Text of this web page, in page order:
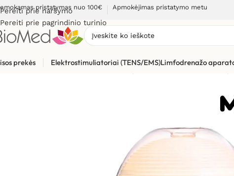
Pereiti prie naršymo
Pereiti prie pagrindinio turinio
pristatymas nuo 100€ Apmokėjimas pristatymo metu
prekės Elektrostimuliatoriai (TENS/EMS)Limfodrenažo
Sveikiems namams